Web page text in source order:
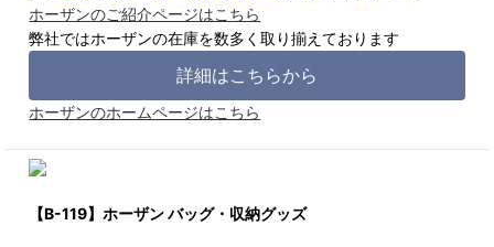
ホーザンのご紹介ページはこちら
弊社ではホーザンの在庫を数多く取り揃えております
詳細はこちらから
ホーザンのホームページはこちら
【B-119】ホーザン バッグ・収納グッズ